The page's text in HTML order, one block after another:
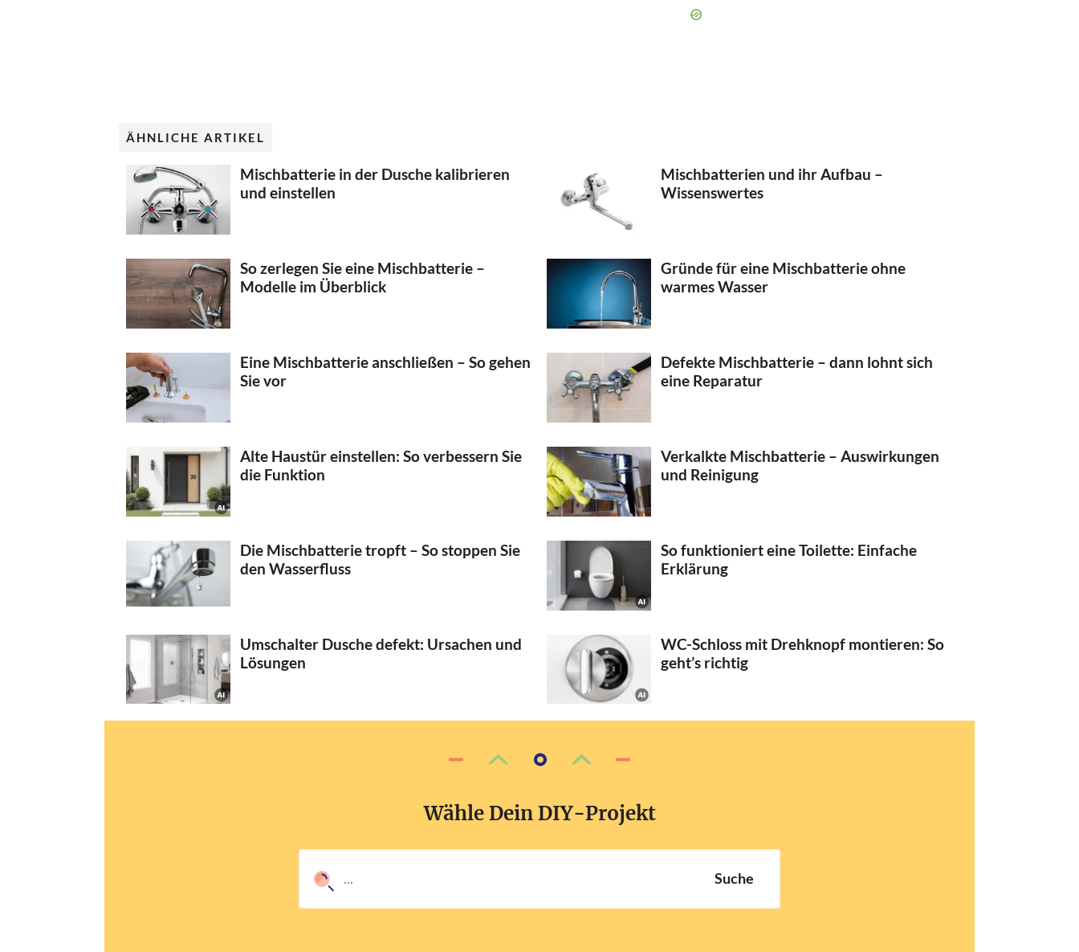
ÄHNLICHE ARTIKEL
Mischbatterie in der Dusche kalibrieren
und einstellen
Mischbatterien und ihr Aufbau –
Wissenswertes
So zerlegen Sie eine Mischbatterie –
Modelle im Überblick
Gründe für eine Mischbatterie ohne
warmes Wasser
Eine Mischbatterie anschließen – So gehen
Sie vor
Defekte Mischbatterie – dann lohnt sich
eine Reparatur
Alte Haustür einstellen: So verbessern Sie
die Funktion
Verkalkte Mischbatterie – Auswirkungen
und Reinigung
Die Mischbatterie tropft – So stoppen Sie
den Wasserfluss
So funktioniert eine Toilette: Einfache
Erklärung
Umschalter Dusche defekt: Ursachen und
Lösungen
WC-Schloss mit Drehknopf montieren: So
geht’s richtig
Wähle Dein DIY-Projekt
Suche